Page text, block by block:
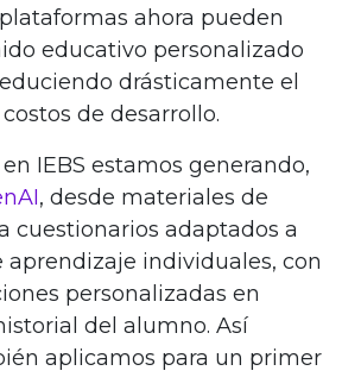
ahora pueden
educativo personalizado
drásticamente el
de desarrollo.
IEBS estamos generando,
, desde materiales de
cuestionarios adaptados a
aprendizaje individuales, con
personalizadas en
del alumno. Así
aplicamos para un primer